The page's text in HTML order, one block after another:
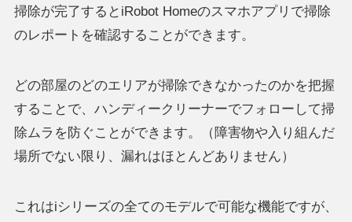
掃除が完了するとiRobot Homeのスマホアプリで掃除
のレポートを確認することができます。
どの部屋のどのエリアが掃除できなかったのかを把握
することで、ハンディークリーナーでフォローして掃
除ムラを防ぐことができます。（障害物や入り組んだ
場所でない限り、漏れはほとんどありません）
これはiシリーズの全てのモデルで可能な機能ですが、